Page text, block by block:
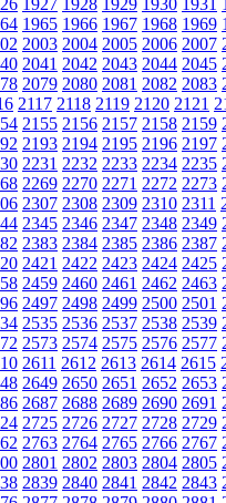
1927 1928 1929 1930 1931
1965 1966 1967 1968 1969
2003 2004 2005 2006 2007
2041 2042 2043 2044 2045
2079 2080 2081 2082 2083
2117 2118 2119 2120 2121
2155 2156 2157 2158 2159
2193 2194 2195 2196 2197
2231 2232 2233 2234 2235
2269 2270 2271 2272 2273
2307 2308 2309 2310 2311
2345 2346 2347 2348 2349
2383 2384 2385 2386 2387
2421 2422 2423 2424 2425
2459 2460 2461 2462 2463
2497 2498 2499 2500 2501
2535 2536 2537 2538 2539
2573 2574 2575 2576 2577
2611 2612 2613 2614 2615
2649 2650 2651 2652 2653
2687 2688 2689 2690 2691
2725 2726 2727 2728 2729
2763 2764 2765 2766 2767
2801 2802 2803 2804 2805
2839 2840 2841 2842 2843